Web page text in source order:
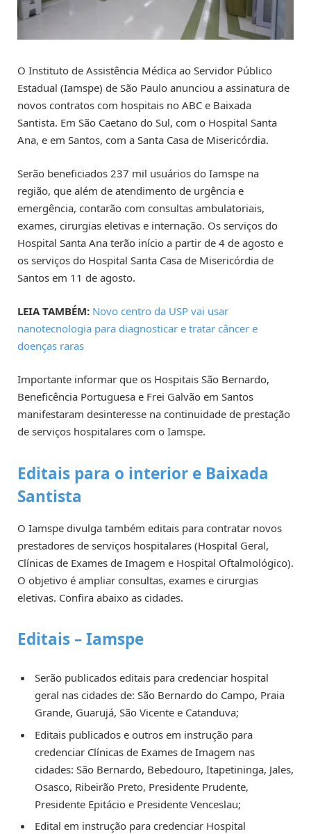
O Instituto de Assistência Médica ao Servidor Público
Estadual (Iamspe) de São Paulo anunciou a assinatura de
novos contratos com hospitais no ABC e Baixada
Santista. Em São Caetano do Sul, com o Hospital Santa
Ana, e em Santos, com a Santa Casa de Misericórdia.
Serão beneficiados 237 mil usuários do Iamspe na
região, que além de atendimento de urgência e
emergência, contarão com consultas ambulatoriais,
exames, cirurgias eletivas e internação. Os serviços do
Hospital Santa Ana terão início a partir de 4 de agosto e
os serviços do Hospital Santa Casa de Misericórdia de
Santos em 11 de agosto.
LEIA TAMBÉM: Novo centro da USP vai usar
nanotecnologia para diagnosticar e tratar câncer e
doenças raras
Importante informar que os Hospitais São Bernardo,
Beneficência Portuguesa e Frei Galvão em Santos
manifestaram desinteresse na continuidade de prestação
de serviços hospitalares com o Iamspe.
Editais para o interior e Baixada
Santista
O Iamspe divulga também editais para contratar novos
prestadores de serviços hospitalares (Hospital Geral,
Clínicas de Exames de Imagem e Hospital Oftalmológico).
O objetivo é ampliar consultas, exames e cirurgias
eletivas. Confira abaixo as cidades.
Editais – Iamspe
Serão publicados editais para credenciar hospital
geral nas cidades de: São Bernardo do Campo, Praia
Grande, Guarujá, São Vicente e Catanduva;
Editais publicados e outros em instrução para
credenciar Clínicas de Exames de Imagem nas
cidades: São Bernardo, Bebedouro, Itapetininga, Jales,
Osasco, Ribeirão Preto, Presidente Prudente,
Presidente Epitácio e Presidente Venceslau;
Edital em instrução para credenciar Hospital